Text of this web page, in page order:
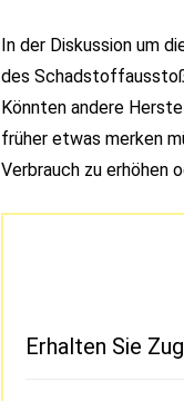
In der Diskussion um
des
Könnten andere
früher etwas merken
Verbrauch zu erhöhen
Erhalten Sie